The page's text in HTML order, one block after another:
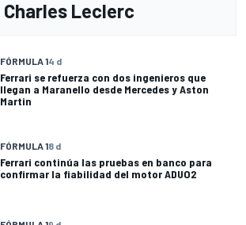
Charles Leclerc
FÓRMULA 14 d
Ferrari se refuerza con dos ingenieros que
llegan a Maranello desde Mercedes y Aston
Martin
FÓRMULA 18 d
Ferrari continúa las pruebas en banco para
confirmar la fiabilidad del motor ADUO2